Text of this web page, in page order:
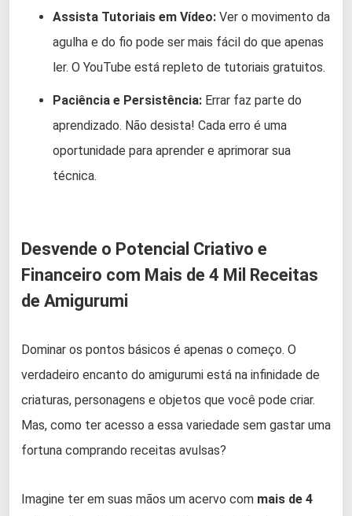
Assista Tutoriais em Vídeo: Ver o movimento da
agulha e do fio pode ser mais fácil do que apenas
ler. O YouTube está repleto de tutoriais gratuitos.
Paciência e Persistência: Errar faz parte do
aprendizado. Não desista! Cada erro é uma
oportunidade para aprender e aprimorar sua
técnica.
Desvende o Potencial Criativo e
Financeiro com Mais de 4 Mil Receitas
de Amigurumi
Dominar os pontos básicos é apenas o começo. O
verdadeiro encanto do amigurumi está na infinidade de
criaturas, personagens e objetos que você pode criar.
Mas, como ter acesso a essa variedade sem gastar uma
fortuna comprando receitas avulsas?
Imagine ter em suas mãos um acervo com mais de 4